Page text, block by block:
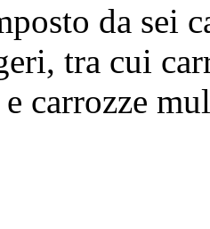
da sei
tra cui
carrozze